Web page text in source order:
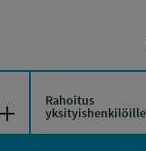
Avaa/Sulje valikko
Rahoitus
yksityishenkilöille